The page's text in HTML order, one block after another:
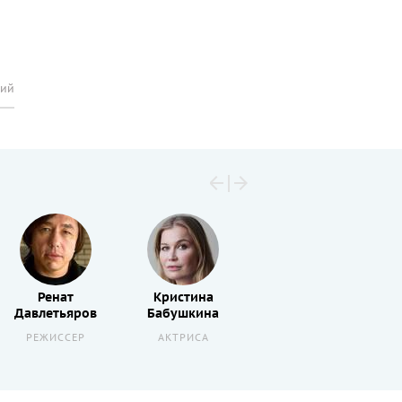
Ренат
Давлетьяров
РЕЖИССЕР
Кристина
Бабушкина
АКТРИСА